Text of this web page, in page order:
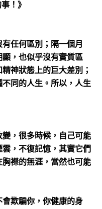
！》
任何區別；隔一個月
，也似乎沒有實質區
神狀態上的巨大差別；
同的人生。所以，人生
，很多時候，自己可能
，不復記憶，其實它們
襟的無涯，當然也可能
欺騙你，你健康的身